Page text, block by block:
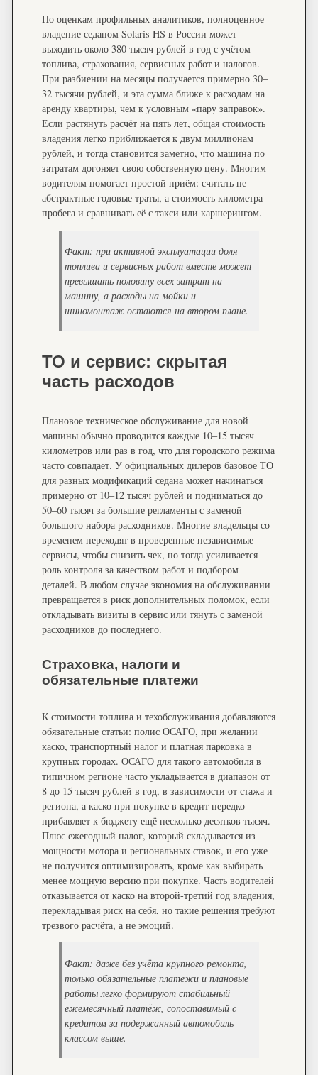
По оценкам профильных аналитиков, полноценное
владение седаном Solaris HS в России может
выходить около 380 тысяч рублей в год с учётом
топлива, страхования, сервисных работ и налогов.
При разбиении на месяцы получается примерно 30–
32 тысячи рублей, и эта сумма ближе к расходам на
аренду квартиры, чем к условным «пару заправок».
Если растянуть расчёт на пять лет, общая стоимость
владения легко приближается к двум миллионам
рублей, и тогда становится заметно, что машина по
затратам догоняет свою собственную цену. Многим
водителям помогает простой приём: считать не
абстрактные годовые траты, а стоимость километра
пробега и сравнивать её с такси или каршерингом.
Факт: при активной эксплуатации доля
топлива и сервисных работ вместе может
превышать половину всех затрат на
машину, а расходы на мойки и
шиномонтаж остаются на втором плане.
ТО и сервис: скрытая
часть расходов
Плановое техническое обслуживание для новой
машины обычно проводится каждые 10–15 тысяч
километров или раз в год, что для городского режима
часто совпадает. У официальных дилеров базовое ТО
для разных модификаций седана может начинаться
примерно от 10–12 тысяч рублей и подниматься до
50–60 тысяч за большие регламенты с заменой
большого набора расходников. Многие владельцы со
временем переходят в проверенные независимые
сервисы, чтобы снизить чек, но тогда усиливается
роль контроля за качеством работ и подбором
деталей. В любом случае экономия на обслуживании
превращается в риск дополнительных поломок, если
откладывать визиты в сервис или тянуть с заменой
расходников до последнего.
Страховка, налоги и
обязательные платежи
К стоимости топлива и техобслуживания добавляются
обязательные статьи: полис ОСАГО, при желании
каско, транспортный налог и платная парковка в
крупных городах. ОСАГО для такого автомобиля в
типичном регионе часто укладывается в диапазон от
8 до 15 тысяч рублей в год, в зависимости от стажа и
региона, а каско при покупке в кредит нередко
прибавляет к бюджету ещё несколько десятков тысяч.
Плюс ежегодный налог, который складывается из
мощности мотора и региональных ставок, и его уже
не получится оптимизировать, кроме как выбирать
менее мощную версию при покупке. Часть водителей
отказывается от каско на второй-третий год владения,
перекладывая риск на себя, но такие решения требуют
трезвого расчёта, а не эмоций.
Факт: даже без учёта крупного ремонта,
только обязательные платежи и плановые
работы легко формируют стабильный
ежемесячный платёж, сопоставимый с
кредитом за подержанный автомобиль
классом выше.